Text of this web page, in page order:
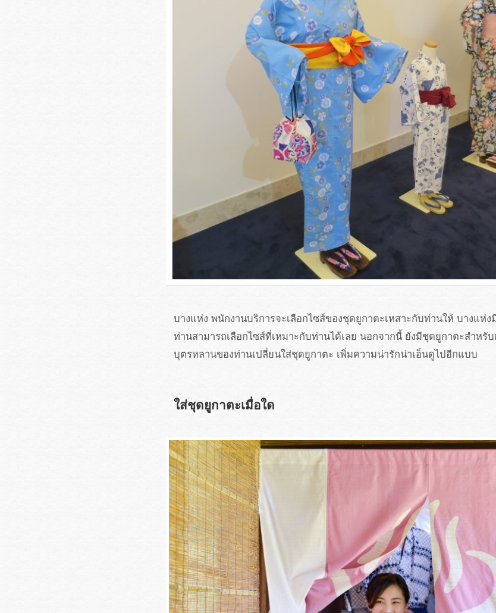
บางแห่ง พนักงานบริการจะเลือกไซส์ของชุดยูกาตะเหสาะกับท่านให้ บางแห่
ท่านสามารถเลือกไซส์ที่เหมาะกับท่านได้เลย นอกจากนี้ ยังมีชุดยูกาตะสำหรั
บุตรหลานของท่านเปลี่ยนใส่ชุดยูกาตะ เพิ่มความน่ารักน่าเอ็นดูไปอีกแบบ
ใส่ชุดยูกาตะเมื่อใด